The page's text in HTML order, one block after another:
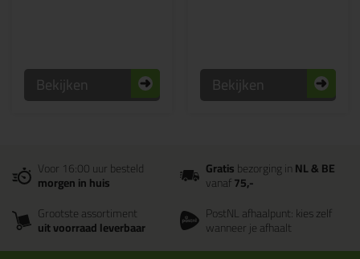
Bekijken Bekijken
Voor 16:00 uur besteld
morgen in huis
Gratisbezorging inNL & BE
vanaf75,-
Grootste assortiment
uit voorraad leverbaar
PostNL afhaalpunt: kies zelf
wanneer je afhaalt